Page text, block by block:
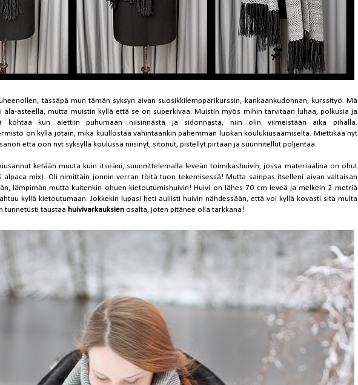
tässäpä mun tämän syksyn aivan suosikkilempparikurssin, kankaankudonnan, kurssityö. Mä
ala-asteella, mutta muistin kyllä että se on superkivaa. Muistin myös mihin tarvitaan luhaa, polkusia ja
kohtaa kun alettiin puhumaan niisinnästä ja sidonnasta, niin olin viimeistään aika pihalla.
on kyllä jotain, mikä kuullostaa vähintäänkin pahemman luokan koulukiusaamiselta. Miettikää nyt
että oon nyt syksyllä koulussa niisinyt, sitonut, pistellyt pirtaan ja suunnitellut poljentaa.
ketään muuta kuin itseäni, suunnittelemalla leveän toimikashuivin, jossa materiaalina on ohut
alpaca mix). Oli nimittäin jonnin verran töitä tuon tekemisessä! Mutta sainpas itselleni aivan valtaisan
lämpimän mutta kuitenkin ohuen kietoutumishuivin! Huivi on lähes 70 cm leveä ja melkein 2 metriä
kyllä kietoutumaan. Jokkekin lupasi heti auliisti huivin nähdessään, että voi kyllä kovasti sitä multa
tunnetusti taustaa huivivarkauksien osalta, joten pitänee olla tarkkana!